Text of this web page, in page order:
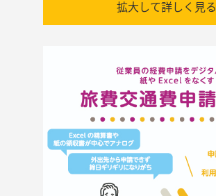
拡大して詳しく見る